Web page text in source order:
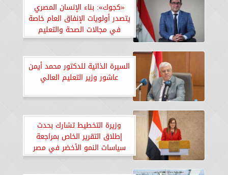
«كجوك»: بناء الإنسان المصري
يتصدر أولويات الإنفاق العام خاصة
في مجالات الصحة والتعليم
السيرة الذاتية للدكتور محمد أيمن
عاشور وزير التعليم العالي
وزيرة التخطيط تشارك بحدث
إطلاق التقرير الخاص بمراجعة
سياسات النمو الأخضر في مصر